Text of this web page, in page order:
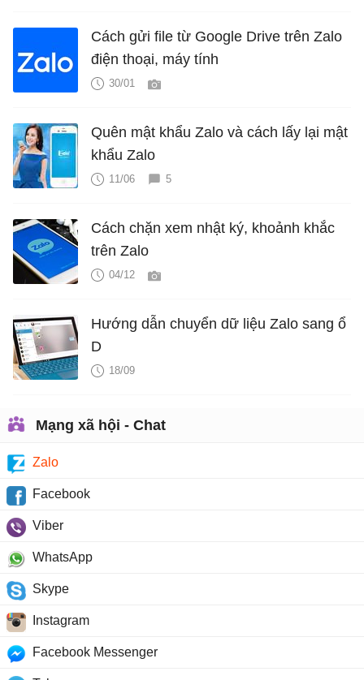
Cách gửi file từ Google Drive trên Zalo
điện thoại, máy tính
30/01
Quên mật khẩu Zalo và cách lấy lại mật
khẩu Zalo
11/06 5
Cách chặn xem nhật ký, khoảnh khắc
trên Zalo
04/12
Hướng dẫn chuyển dữ liệu Zalo sang ổ
D
18/09
Mạng xã hội - Chat
Zalo
Facebook
Viber
WhatsApp
Skype
Instagram
Facebook Messenger